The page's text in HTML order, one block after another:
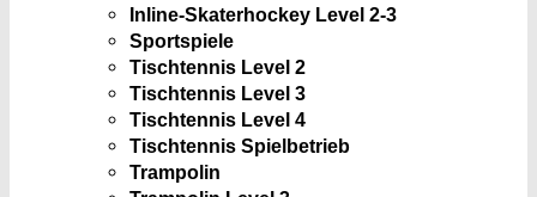
Inline-Skaterhockey Level 2-3
Sportspiele
Tischtennis Level 2
Tischtennis Level 3
Tischtennis Level 4
Tischtennis Spielbetrieb
Trampolin